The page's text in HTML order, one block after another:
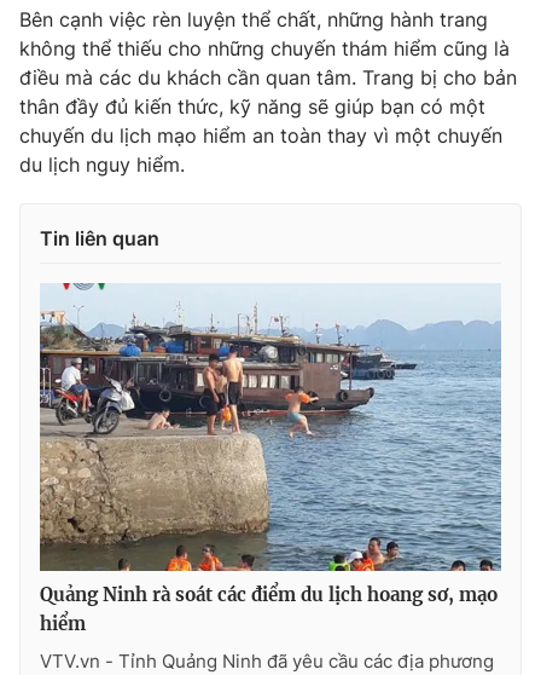
Bên cạnh việc rèn luyện thể chất, những hành trang
không thể thiếu cho những chuyến thám hiểm cũng là
điều mà các du khách cần quan tâm. Trang bị cho bản
thân đầy đủ kiến thức, kỹ năng sẽ giúp bạn có một
chuyến du lịch mạo hiểm an toàn thay vì một chuyến
du lịch nguy hiểm.
Tin liên quan
Quảng Ninh rà soát các điểm du lịch hoang sơ, mạo
hiểm
VTV.vn - Tỉnh Quảng Ninh đã yêu cầu các địa phương